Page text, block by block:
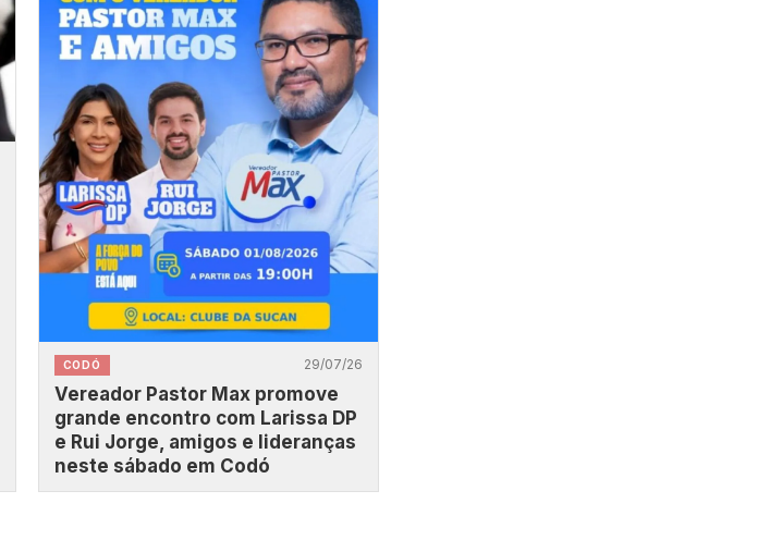
CODÓ 29/07/26
Vereador Pastor Max promove
grande encontro com Larissa DP
e Rui Jorge, amigos e lideranças
neste sábado em Codó